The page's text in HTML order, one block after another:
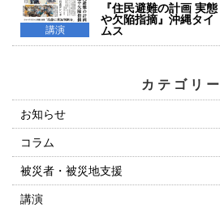
講演
『住民避難の計画 実態
や欠陥指摘』沖縄タイ
ムス
カテゴリー
お知らせ
コラム
被災者・被災地支援
講演